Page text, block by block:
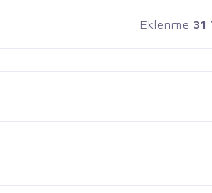
Eklenme